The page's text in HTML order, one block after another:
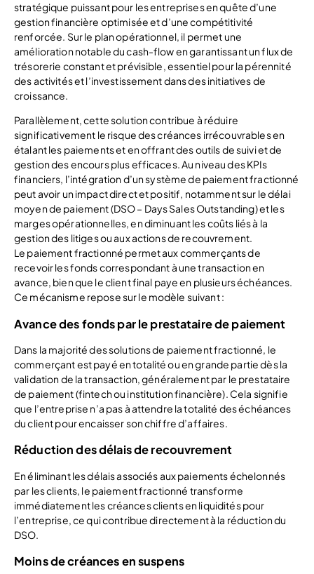
stratégique puissant pour les entreprises en quête d’une
gestion financière optimisée et d’une compétitivité
renforcée. Sur le plan opérationnel, il permet une
amélioration notable du cash-flow en garantissant un flux de
trésorerie constant et prévisible, essentiel pour la pérennité
des activités et l’investissement dans des initiatives de
croissance.
Parallèlement, cette solution contribue à réduire
significativement le risque des créances irrécouvrables en
étalant les paiements et en offrant des outils de suivi et de
gestion des encours plus efficaces. Au niveau des KPIs
financiers, l’intégration d’un système de paiement fractionné
peut avoir un impact direct et positif, notamment sur le délai
moyen de paiement (DSO – Days Sales Outstanding) et les
marges opérationnelles, en diminuant les coûts liés à la
gestion des litiges ou aux actions de recouvrement.
Le paiement fractionné permet aux commerçants de
recevoir les fonds correspondant à une transaction en
avance, bien que le client final paye en plusieurs échéances.
Ce mécanisme repose sur le modèle suivant :
Avance des fonds par le prestataire de paiement
Dans la majorité des solutions de paiement fractionné, le
commerçant est payé en totalité ou en grande partie dès la
validation de la transaction, généralement par le prestataire
de paiement (fintech ou institution financière). Cela signifie
que l’entreprise n’a pas à attendre la totalité des échéances
du client pour encaisser son chiffre d’affaires.
Réduction des délais de recouvrement
En éliminant les délais associés aux paiements échelonnés
par les clients, le paiement fractionné transforme
immédiatement les créances clients en liquidités pour
l’entreprise, ce qui contribue directement à la réduction du
DSO.
Moins de créances en suspens